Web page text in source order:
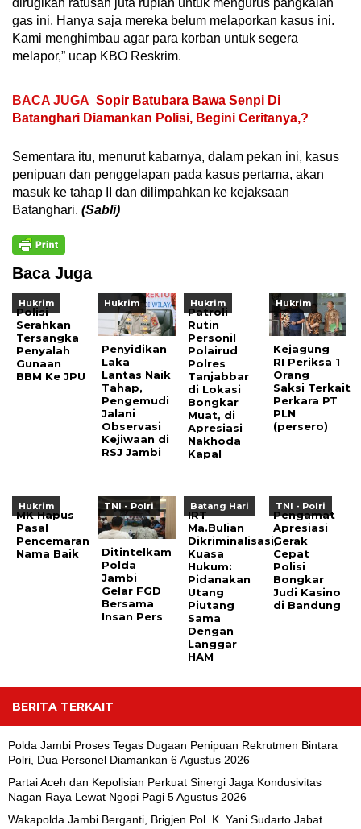
gas ini. Hanya saja mereka belum melaporkan kasus ini.
Kami menghimbau agar para korban untuk segera
melapor,” ucap KBO Reskrim.
BACA JUGA Sopir Batubara Bawa Senpi Di
Batanghari Diamankan Polisi, Begini Ceritanya,?
Sementara itu, menurut kabarnya, dalam pekan ini, kasus
penipuan dan penggelapan pada kasus pertama, akan
masuk ke tahap II dan dilimpahkan ke kejaksaan
Batanghari. (Sabli)
Baca Juga
Hukrim
Polisi
Serahkan
Tersangka
Penyalah
Gunaan
BBM Ke JPU
Hukrim
Penyidikan
Laka
Lantas Naik
Tahap,
Pengemudi
Jalani
Observasi
Kejiwaan di
RSJ Jambi
Hukrim
Patroli
Rutin
Personil
Polairud
Polres
Tanjabbar
di Lokasi
Bongkar
Muat, di
Apresiasi
Nakhoda
Kapal
Hukrim
Kejagung
RI Periksa 1
Orang
Saksi Terkait
Perkara PT
PLN
(persero)
Hukrim
MK Hapus
Pasal
Pencemaran
Nama Baik
TNI - Polri
Ditintelkam
Polda
Jambi
Gelar FGD
Bersama
Insan Pers
Batang Hari
IRT
Ma.Bulian
Dikriminalisasi,
Kuasa
Hukum:
Pidanakan
Utang
Piutang
Sama
Dengan
Langgar
HAM
TNI - Polri
Pengamat
Apresiasi
Gerak
Cepat
Polisi
Bongkar
Judi Kasino
di Bandung
BERITA TERKAIT
Polda Jambi Proses Tegas Dugaan Penipuan Rekrutmen Bintara
Polri, Dua Personel Diamankan 6 Agustus 2026
Partai Aceh dan Kepolisian Perkuat Sinergi Jaga Kondusivitas
Nagan Raya Lewat Ngopi Pagi 5 Agustus 2026
Wakapolda Jambi Berganti, Brigjen Pol. K. Yani Sudarto Jabat